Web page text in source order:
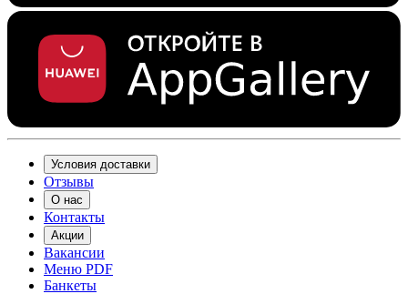
Условия доставки
Отзывы
О нас
Контакты
Акции
Вакансии
Меню PDF
Банкеты